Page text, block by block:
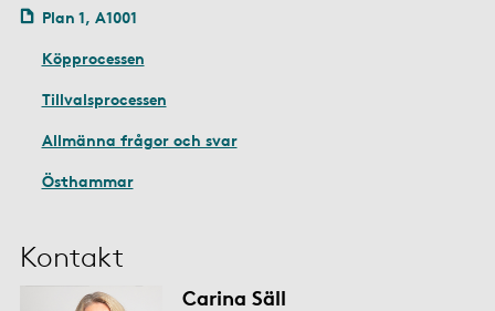
Plan 1, A1001
Köpprocessen
Tillvalsprocessen
Allmänna frågor och svar
Östhammar
Kontakt
Carina Säll